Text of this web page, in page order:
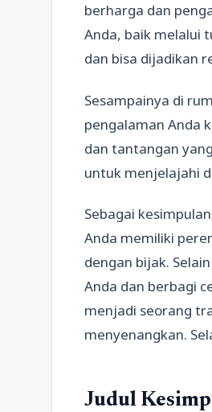
berharga dan
Anda, baik melalui
dan bisa dijadikan
Sesampainya di
pengalaman Anda
dan tantangan
untuk menjelajahi
Sebagai
Anda memiliki
dengan bijak.
Anda dan berbagi
menjadi seorang
menyenangkan.
Judul